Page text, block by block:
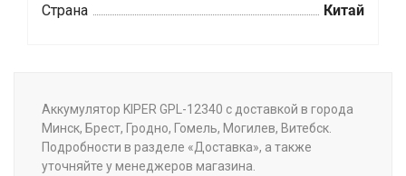
Страна
Китай
Аккумулятор KIPER GPL-12340 с доставкой в города
Минск, Брест, Гродно, Гомель, Могилев, Витебск.
Подробности в разделе «Доставка», а также
уточняйте у менеджеров магазина.